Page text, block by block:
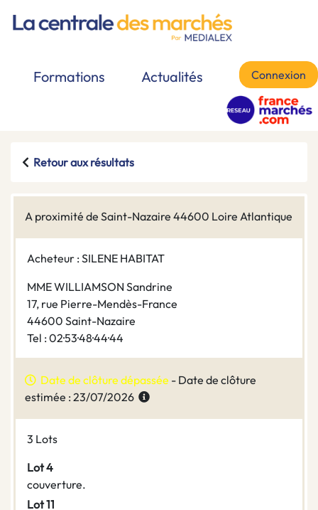
Formations Actualités Connexion
Retour aux résultats
A proximité de Saint-Nazaire 44600 Loire Atlantique
Acheteur : SILENE HABITAT
MME WILLIAMSON Sandrine
17, rue Pierre-Mendès-France
44600 Saint-Nazaire
Tel : 02·53·48·44·44
Date de clôture dépassée - Date de clôture
estimée : 23/07/2026
3 Lots
Lot 4
couverture.
Lot 11